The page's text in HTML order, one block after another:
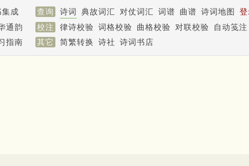
集成 查询 诗词 典故词汇 对仗词汇 词谱 曲谱 诗词地图
通韵 校注 律诗校验 词格校验 曲格校验 对联校验
自动笺注
指南 其它 简繁转换 诗社 诗词书店